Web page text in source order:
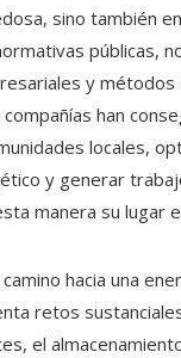
sino también
públicas,
y métodos
han
locales,
y generar
manera su lugar
hacia una
retos
el